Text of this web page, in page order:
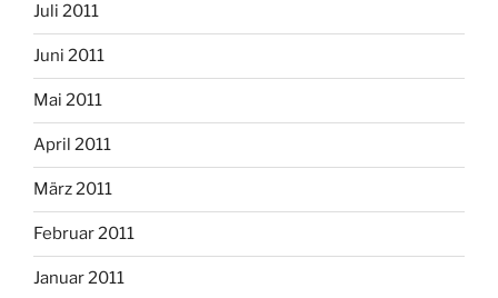
Juli 2011
Juni 2011
Mai 2011
April 2011
März 2011
Februar 2011
Januar 2011